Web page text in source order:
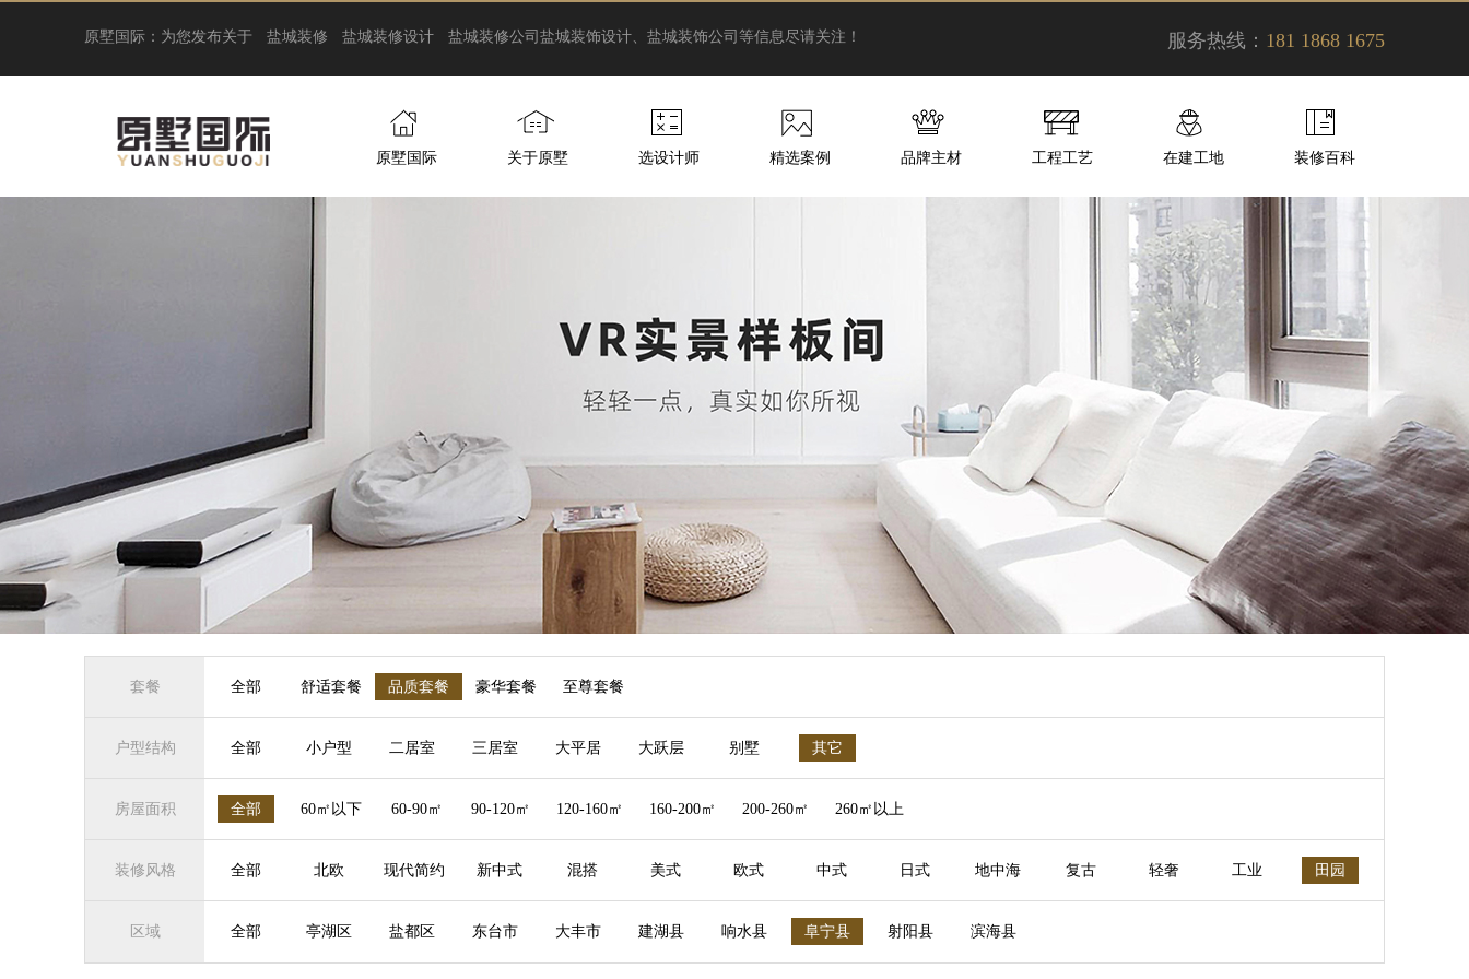
原墅国际：为您发布关于 盐城装修 盐城装修设计 盐城装修公司 盐城装饰设计、盐城装饰公司等信息尽请关注！ 服务热线： 181 1868 1675
原墅国际 关于原墅 选设计师 精选案例 品牌主材 工程工艺 在建工地 装修百科
套餐 全部 舒适套餐 品质套餐 豪华套餐 至尊套餐
户型结构 全部 小户型 二居室 三居室 大平居 大跃层 别墅 其它
房屋面积 全部 60㎡以下 60-90㎡ 90-120㎡ 120-160㎡ 160-200㎡ 200-260㎡ 260㎡以上
装修风格 全部 北欧 现代简约 新中式 混搭 美式 欧式 中式 日式 地中海 复古 轻奢 工业 田园
区域 全部 亭湖区 盐都区 东台市 大丰市 建湖县 响水县 阜宁县 射阳县 滨海县